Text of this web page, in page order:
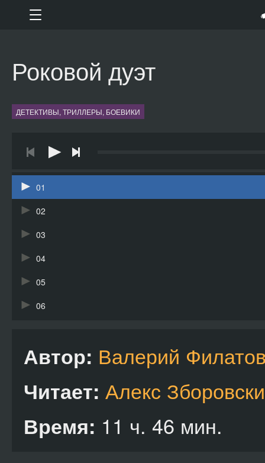
Роковой дуэт
ДЕТЕКТИВЫ, ТРИЛЛЕРЫ, БОЕВИКИ
01
02
03
04
05
06
08
Автор: Валерий
Читает: Алекс
Время: 11 ч. 46 мин.